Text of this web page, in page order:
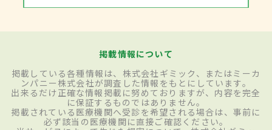
掲載情報について
掲載している各種情報は、株式会社ギミック、またはミーカ
ンパニー株式会社が調査した情報をもとにしています。
出来るだけ正確な情報掲載に努めておりますが、内容を完全
に保証するものではありません。
掲載されている医療機関へ受診を希望される場合は、事前に
必ず該当の医療機関に直接ご確認ください。